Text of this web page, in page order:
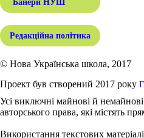
Банери НУШ
Редакційна політика
© Нова Українська школа, 2017
Проект був створений 2017 року
Усі виключні майнові й
авторського права, які містять
Використання текстових